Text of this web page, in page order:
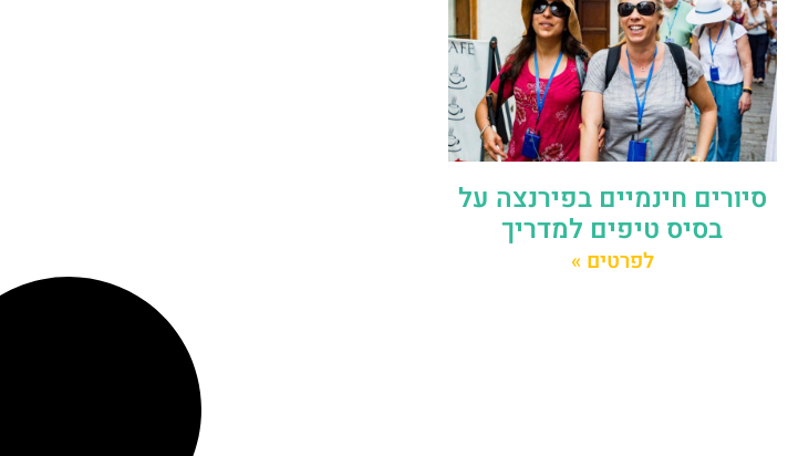
סיורים חינמיים בפירנצה על
בסיס טיפים למדריך
לפרטים »